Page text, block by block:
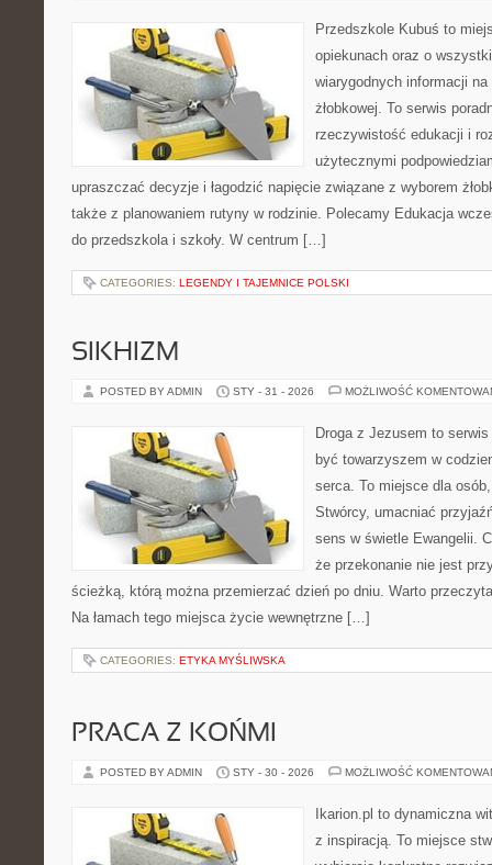
Przedszkole Kubuś to
opiekunach oraz o
wiarygodnych informacji
żłobkowej. To serwis
rzeczywistość edukacji i
użytecznymi
upraszczać decyzje i łagodzić napięcie związane z wyborem
także z planowaniem rutyny w rodzinie. Polecamy Edukacja
do przedszkola i szkoły. W centrum […]
CATEGORIES: LEGENDY I TAJEMNICE POLSKI
SIKHIZM
POSTED BY ADMIN STY - 31 - 2026 MOŻLIWOŚĆ
Droga z Jezusem to
być towarzyszem w
serca. To miejsce dla
Stwórcy, umacniać
sens w świetle Ewangelii.
że przekonanie nie jest
ścieżką, którą można przemierzać dzień po dniu. Warto
Na łamach tego miejsca życie wewnętrzne […]
CATEGORIES: ETYKA MYŚLIWSKA
PRACA Z KOŃMI
POSTED BY ADMIN STY - 30 - 2026 MOŻLIWOŚĆ
Ikarion.pl to dynamiczna
z inspiracją. To miejsce